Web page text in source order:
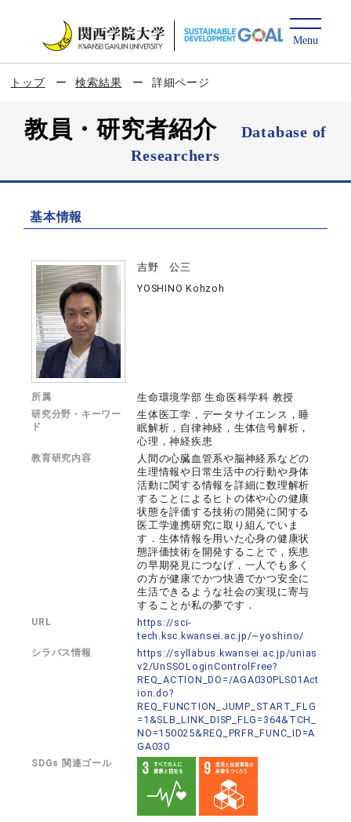
トップ 検索結果 詳細ページ
教員・研究者紹介
Database of
Researchers
基本情報
吉野 公三
YOSHINO Kohzoh
所属 生命環境学部 生命医科学科 教授
研究分野・キーワー
ド
生体医工学，データサイエンス，睡
眠解析，自律神経，生体信号解析，
心理，神経疾患
教育研究内容
人間の心臓血管系や脳神経系などの
生理情報や日常生活中の行動や身体
活動に関する情報を詳細に数理解析
することによるヒトの体や心の健康
状態を評価する技術の開発に関する
医工学連携研究に取り組んでいま
す．生体情報を用いた心身の健康状
態評価技術を開発することで，疾患
の早期発見につなげ，一人でも多く
の方が健康でかつ快適でかつ安全に
生活できるような社会の実現に寄与
することが私の夢です．
URL
https://sci-
tech.ksc.kwansei.ac.jp/~yoshino/
シラバス情報
https://syllabus.kwansei.ac.jp/unias
v2/UnSSOLoginControlFree?
REQ_ACTION_DO=/AGA030PLS01Act
ion.do?
REQ_FUNCTION_JUMP_START_FLG
=1&SLB_LINK_DISP_FLG=364&TCH_
NO=150025&REQ_PRFR_FUNC_ID=A
GA030
SDGs 関連ゴール